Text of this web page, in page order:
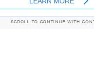
SCROLL TO CONTINUE WITH